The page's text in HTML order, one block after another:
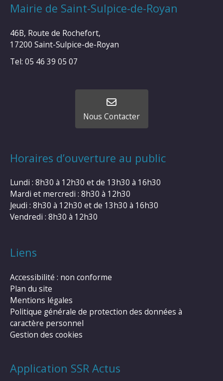
Mairie de Saint-Sulpice-de-Royan
46B, Route de Rochefort,
17200 Saint-Sulpice-de-Royan
Tel: 05 46 39 05 07
Nous Contacter
Horaires d’ouverture au public
Lundi : 8h30 à 12h30 et de 13h30 à 16h30
Mardi et mercredi : 8h30 à 12h30
Jeudi : 8h30 à 12h30 et de 13h30 à 16h30
Vendredi : 8h30 à 12h30
Liens
Accessibilité : non conforme
Plan du site
Mentions légales
Politique générale de protection des données à
caractère personnel
Gestion des cookies
Application SSR Actus